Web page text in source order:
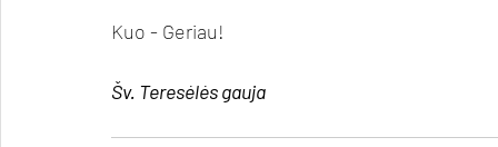
Kuo - Geriau!
Šv. Teresėlės gauja